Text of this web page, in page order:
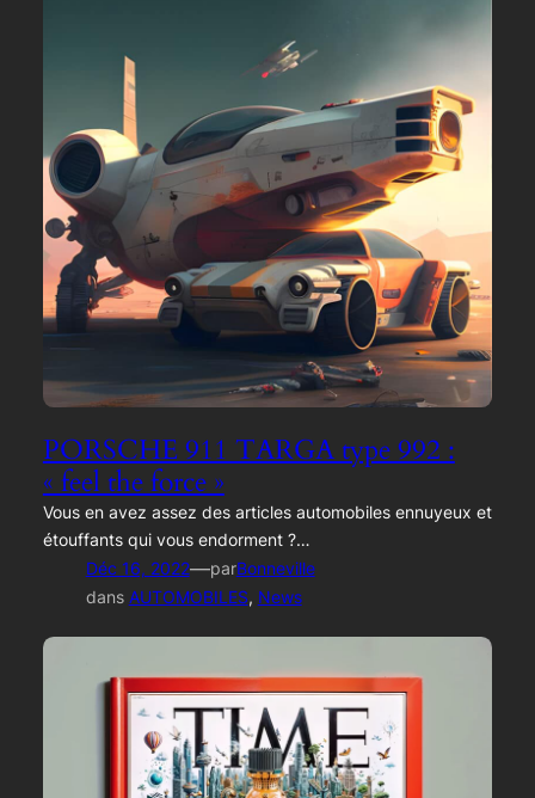
PORSCHE 911 TARGA type 992 :
« feel the force »
Vous en avez assez des articles automobiles ennuyeux et
étouffants qui vous endorment ?…
Déc 16, 2022—parBonneville
dans AUTOMOBILES, News